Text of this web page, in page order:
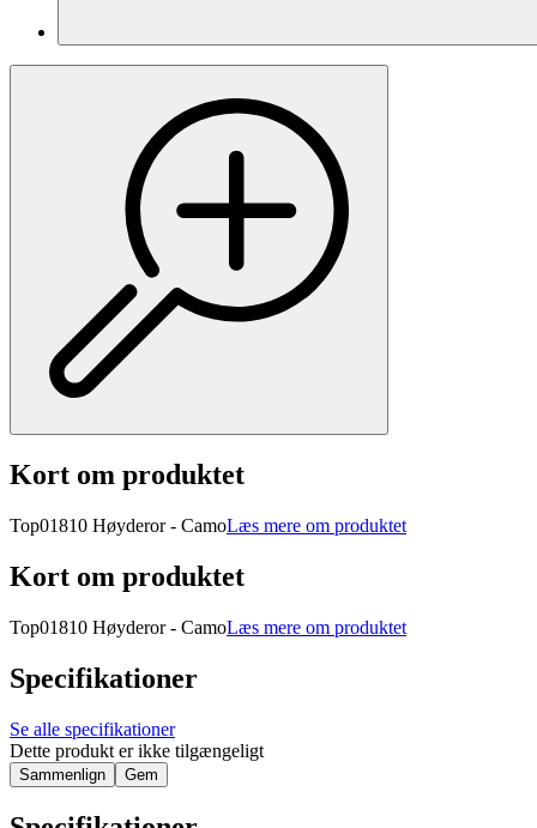
Kort om produktet
Top01810 Høyderor - CamoLæs mere om produktet
Kort om produktet
Top01810 Høyderor - CamoLæs mere om produktet
Specifikationer
Se alle specifikationer
Dette produkt er ikke tilgængeligt
Sammenlign Gem